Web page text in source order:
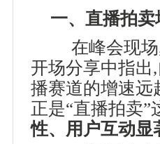
一、直播拍
在峰会现场
开场分享中指出
播赛道的增速远
正是“直播拍卖
性、用户互动显